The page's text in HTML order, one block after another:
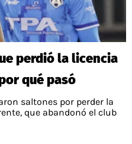
perdió la licencia
qué pasó
saltones por perder la
que abandonó el club